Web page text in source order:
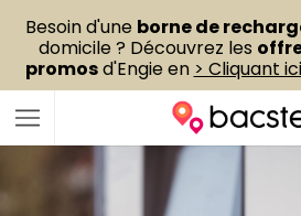
Besoin d'une borne de
domicile ? Découvrez les
promosd'Engie en > Cliquant